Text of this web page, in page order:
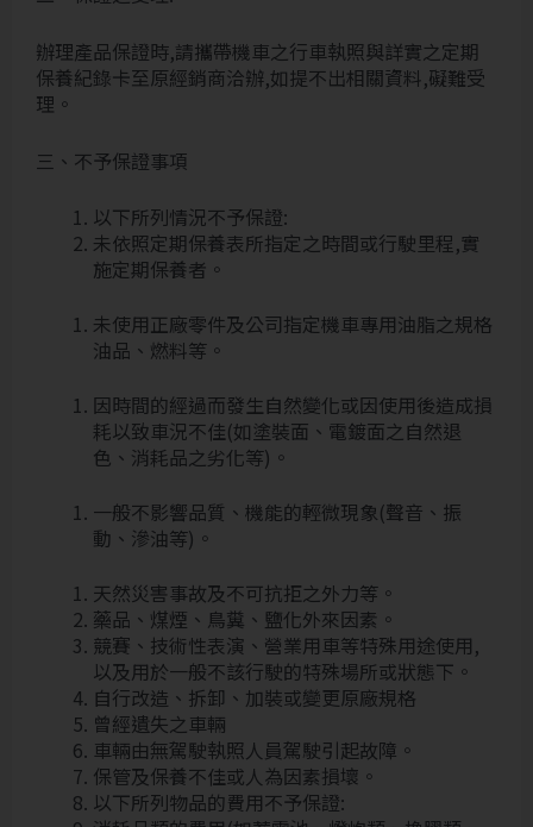
辦理產品保證時,請攜帶機車之行車執照與詳實之定期
保養紀錄卡至原經銷商洽辦,如提不出相關資料,礙難受
理。
三、不予保證事項
以下所列情況不予保證:
未依照定期保養表所指定之時間或行駛里程,實
施定期保養者。
未使用正廠零件及公司指定機車專用油脂之規格
油品、燃料等。
因時間的經過而發生自然變化或因使用後造成損
耗以致車況不佳(如塗裝面、電鍍面之自然退
色、消耗品之劣化等)。
一般不影響品質、機能的輕微現象(聲音、振
動、滲油等)。
天然災害事故及不可抗拒之外力等。
藥品、煤煙、鳥糞、鹽化外來因素。
競賽、技術性表演、營業用車等特殊用途使用,
以及用於一般不該行駛的特殊場所或狀態下。
自行改造、拆卸、加裝或變更原廠規格
曾經遺失之車輛
車輛由無駕駛執照人員駕駛引起故障。
保管及保養不佳或人為因素損壞。
以下所列物品的費用不予保證: